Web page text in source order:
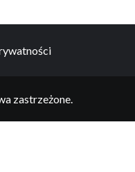
zastrzeżone.